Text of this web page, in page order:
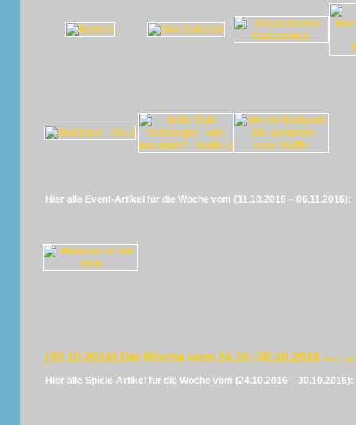
Hier alle Event-Artikel für die Woche vom (31.10.2016 – 06.11.2016):
[30.10.2016] Die Woche vom 24.10.-30.10.2016 von
Hier alle Spiele-Artikel für die Woche vom (24.10.2016 – 30.10.2016):